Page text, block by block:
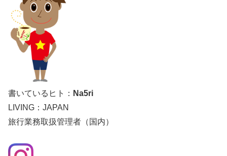
書いているヒト： Na5ri
LIVING：JAPAN
旅行業務取扱管理者（国内）